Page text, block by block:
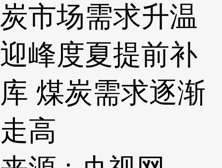
炭市场需求升温
迎峰度夏提前补
库 煤炭需求逐渐
走高